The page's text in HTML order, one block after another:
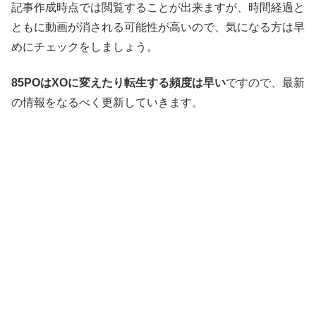
記事作成時点では閲覧することが出来ますが、時間経過と
ともに動画が消される可能性が高いので、気になる方は早
めにチェックをしましょう。
85POはXOに変えたり転生する頻度は早いですので、最新
の情報をなるべく更新していきます。